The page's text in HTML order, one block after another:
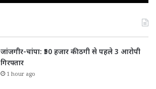
जांजगीर-चांपा: ₹50 हजार की ठगी से पहले 3 आरोपी
गिरफ्तार
1 hour ago